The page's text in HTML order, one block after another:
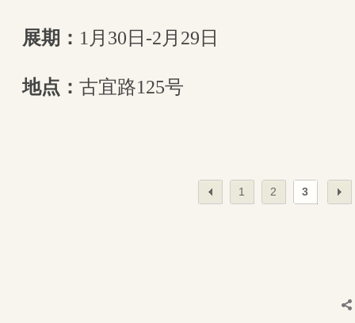
展期： 1月30日-2月29日
地点： 古宜路125号
1 2 3